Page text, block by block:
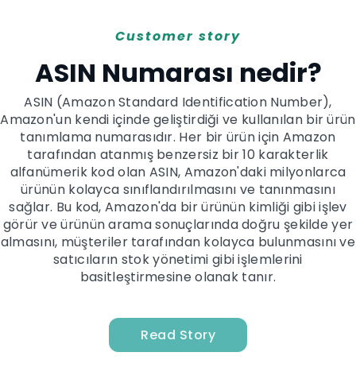
Customer story
ASIN Numarası nedir?
ASIN (Amazon Standard Identification Number),
Amazon'un kendi içinde geliştirdiği ve kullanılan bir ürün
tanımlama numarasıdır. Her bir ürün için Amazon
tarafından atanmış benzersiz bir 10 karakterlik
alfanümerik kod olan ASIN, Amazon'daki milyonlarca
ürünün kolayca sınıflandırılmasını ve tanınmasını
sağlar. Bu kod, Amazon'da bir ürünün kimliği gibi işlev
görür ve ürünün arama sonuçlarında doğru şekilde yer
almasını, müşteriler tarafından kolayca bulunmasını ve
satıcıların stok yönetimi gibi işlemlerini
basitleştirmesine olanak tanır.
Read Story